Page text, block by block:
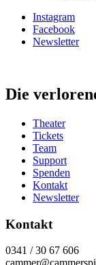
Instagram
Facebook
Newsletter
Die
Theater
Tickets
Team
Support
Spenden
Kontakt
Newsletter
Kontakt
0341 / 30 67 606